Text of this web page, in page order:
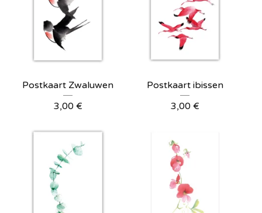
Postkaart Zwaluwen
3,00 €
Postkaart ibissen
3,00 €